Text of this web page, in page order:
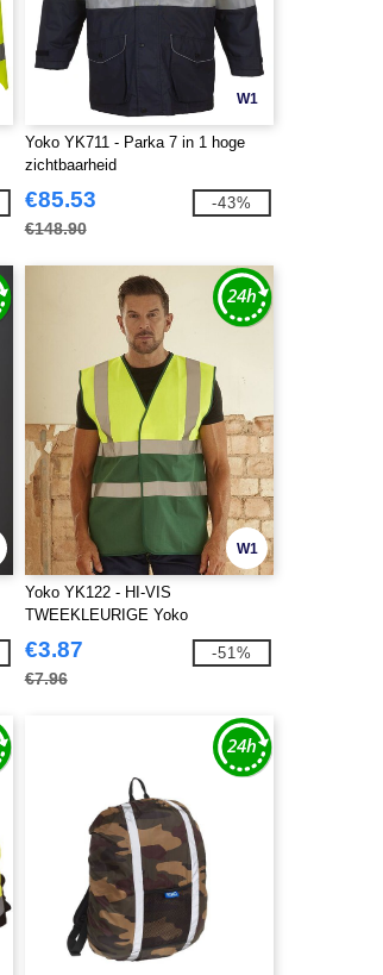
W1
Yoko YK711 - Parka 7 in 1 hoge
zichtbaarheid
€85.53
€148.90
-43%
W1
Yoko YK122 - HI-VIS
TWEEKLEURIGE Yoko
WAISTCOAT
€3.87
€7.96
-51%